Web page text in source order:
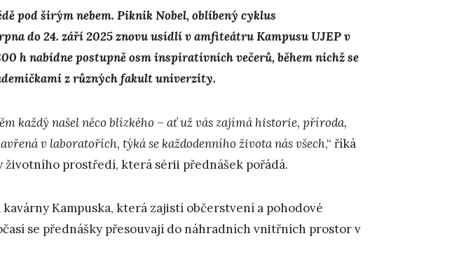
pod širým nebem. Piknik Nobel, oblíbený cyklus
do 24. září 2025 znovu usídlí v amfiteátru Kampusu UJEP v
h nabídne postupně osm inspirativních večerů, během nichž se
z různých fakult univerzity.
každý našel něco blízkého – ať už vás zajímá historie, příroda,
v laboratořích, týká se každodenního života nás všech,“ říká
životního prostředí, která sérii přednášek pořádá.
Kampuska, která zajistí občerstvení a pohodové
se přednášky přesouvají do náhradních vnitřních prostor v